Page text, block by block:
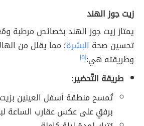
زيت جوز الهند
يمتاز زيت جوز الهند بخصائص مرطبة
تحسين صحة البشرة؛ مما يقلل من
وطريقته هي:[٥]
طريقة التّحضير:
تُمسح منطقة أسفل العينين
برفقٍ على عكس عقارب الساعة